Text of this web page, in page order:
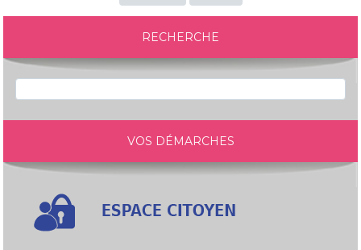
RECHERCHE
VOS DÉMARCHES